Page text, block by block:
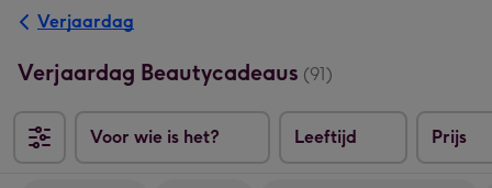
Verjaardag
Verjaardag Beautycadeaus (91)
Voor wie is het? Leeftijd Prijs